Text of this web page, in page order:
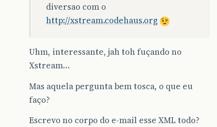
diversao com o
http://xstream.codehaus.org
Uhm, interessante, jah toh fuçando no
Xstream…
Mas aquela pergunta bem tosca, o que eu
faço?
Escrevo no corpo do e-mail esse XML todo?